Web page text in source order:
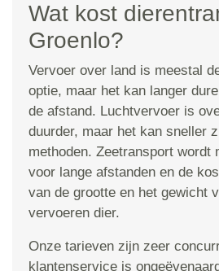
Wat kost
Groenlo?
Vervoer over land is meestal
optie, maar het kan langer
de afstand. Luchtvervoer is
duurder, maar het kan sneller
methoden. Zeetransport wordt
voor lange afstanden en de
van de grootte en het gewicht
vervoeren dier.
Onze tarieven zijn zeer
klantenservice is